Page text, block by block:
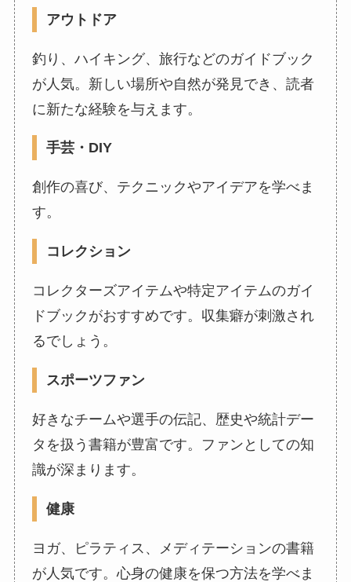
アウトドア
釣り、ハイキング、旅行などのガイドブック
が人気。新しい場所や自然が発見でき、読者
に新たな経験を与えます。
手芸・DIY
創作の喜び、テクニックやアイデアを学べま
す。
コレクション
コレクターズアイテムや特定アイテムのガイ
ドブックがおすすめです。収集癖が刺激され
るでしょう。
スポーツファン
好きなチームや選手の伝記、歴史や統計デー
タを扱う書籍が豊富です。ファンとしての知
識が深まります。
健康
ヨガ、ピラティス、メディテーションの書籍
が人気です。心身の健康を保つ方法を学べま